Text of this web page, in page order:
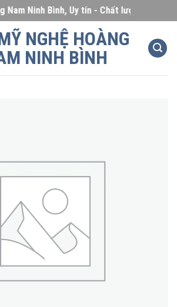
Nam Ninh Bình, Uy tín - Chất lượng - Giá